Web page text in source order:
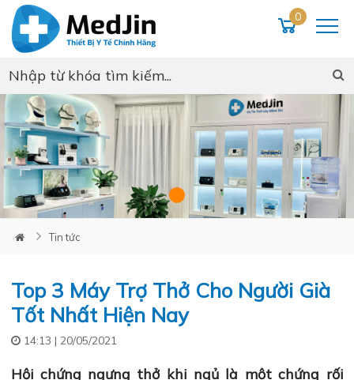
0
Loading...
Tin tức
Top 3 Máy Trợ Thở Cho Người Già
Tốt Nhất Hiện Nay
14:13 | 20/05/2021
Hội chứng ngưng thở khi ngủ là một chứng rối